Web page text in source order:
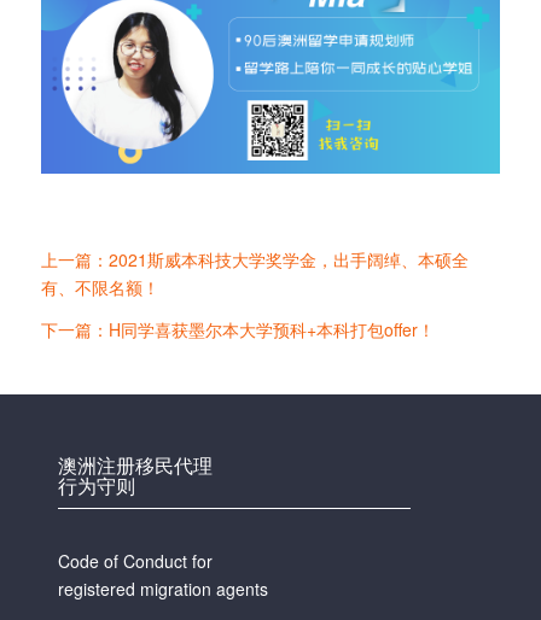
上一篇：2021斯威本科技大学奖学金，出手阔绰、本硕全
有、不限名额！
下一篇：H同学喜获墨尔本大学预科+本科打包offer！
澳洲注册移民代理
行为守则
Code of Conduct for
registered migration agents